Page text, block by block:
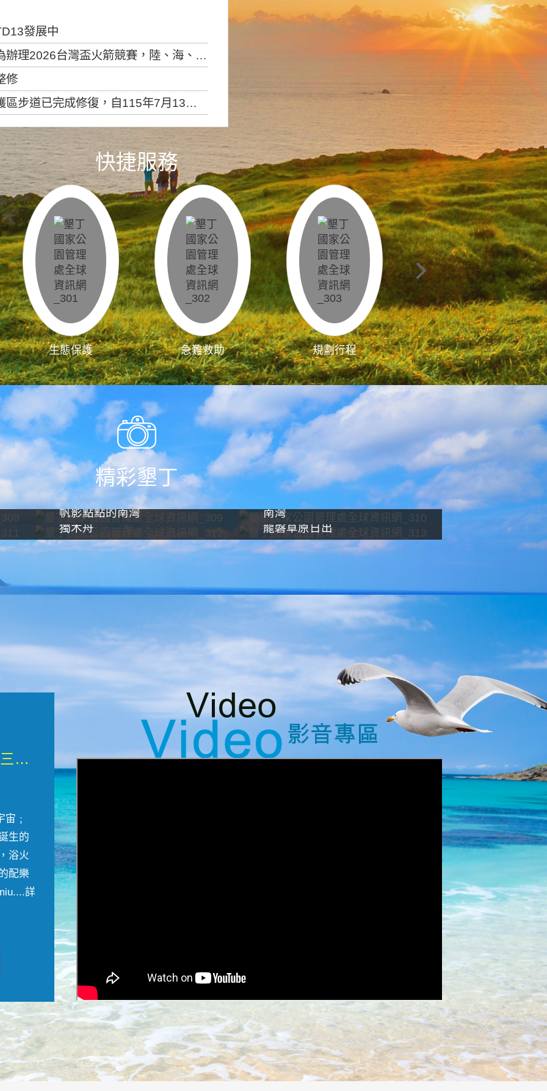
發展中
盃火箭競賽，陸、海、空域警戒及協調相關事宜，因颱風備案事宜
修
，自115年7月13日（星期一）起恢復開放入園，歡迎民眾依規定申請入園....
快捷服務
生態保護 急難救助 規劃行程 影像直播
精彩墾丁
帆影點點的南灣
南灣
獨木舟
龍磐草原日出
微觀墾丁三部曲 重生....
﹔
生的
浴火
配樂
詳